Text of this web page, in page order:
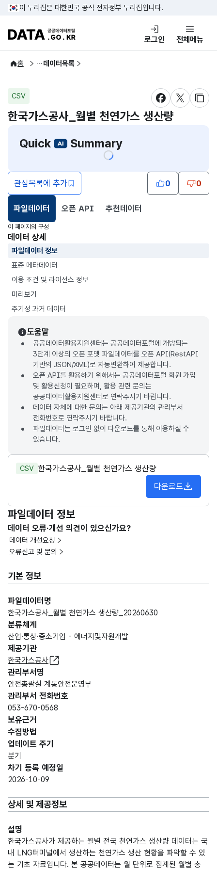
콘텐츠 바로가기
푸터 바로가기
이 누리집은 대한민국 공식 전자정부 누리집입니다.
DATA.GO.KR 공공데이터포털
로그인 전체메뉴
홈
공공데이터 데이터목록
CSV
새창 열림새창 열림
새창
한국가스공사_월별 천연가스 생산량
Quick
Summary
관심목록에 추가 0 0
파일데이터
선택됨
오픈 API 추천데이터
이 페이지의 구성
데이터 상세
파일데이터 정보
표준 메타데이터
이용 조건 및 라이선스 정보
미리보기
주기성 과거 데이터
도움말
공공데이터활용지원센터는 공공데이터포털에 개방되는
3단계 이상의 오픈 포맷 파일데이터를 오픈 API(RestAPI
기반의 JSON/XML)로 자동변환하여 제공합니다.
오픈 API를 활용하기 위해서는 공공데이터포털 회원 가입
및 활용신청이 필요하며, 활용 관련 문의는
공공데이터활용지원센터로 연락주시기 바랍니다.
데이터 자체에 대한 문의는 아래 제공기관의 관리부서
전화번호로 연락주시기 바랍니다.
파일데이터는 로그인 없이 다운로드를 통해 이용하실 수
있습니다.
CSV 한국가스공사_월별 천연가스 생산량
다운로드
파일데이터 정보
데이터 오류·개선 의견이 있으신가요?
데이터 개선요청
오류신고 및 문의
기본 정보
파일데이터명
한국가스공사_월별 천연가스 생산량_20260630
분류체계
산업·통상·중소기업 - 에너지및자원개발
제공기관
한국가스공사
관리부서명
안전총괄실 계통안전운영부
관리부서 전화번호
053-670-0568
보유근거
수집방법
업데이트 주기
분기
차기 등록 예정일
2026-10-09
상세 및 제공정보
설명
한국가스공사가 제공하는 월별 전국 천연가스 생산량 데이터는 국
내 LNG터미널에서 생산하는 천연가스 생산 현황을 파악할 수 있
는 기초 자료입니다. 본 공공데이터는 월 단위로 집계된 월별 총